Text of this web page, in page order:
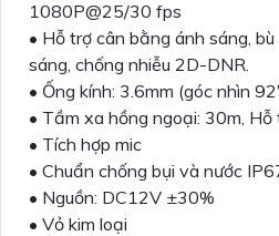
1080P@25/30 fps
• Hỗ trợ cân bằng ánh sáng,
sáng, chống nhiễu 2D-DNR.
• Ống kính: 3.6mm (góc nhìn
• Tầm xa hồng ngoại: 30m, Hỗ
• Tích hợp mic
• Chuẩn chống bụi và nước
• Nguồn: DC12V ±30%
• Vỏ kim loại